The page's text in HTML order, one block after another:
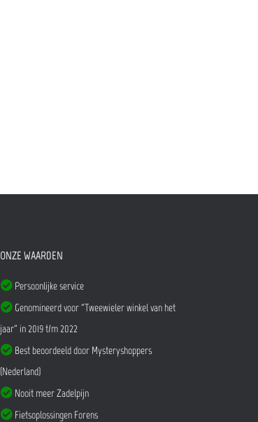
ONZE WAARDEN
Persoonlijke service
Genomineerd voor "Tweewieler winkel van het
jaar" in 2019 t/m 2022
Best beoordeeld door Mysteryshoppers
(Nederland)
Nooit meer Zadelpijn
Fietsoplossingen Forens